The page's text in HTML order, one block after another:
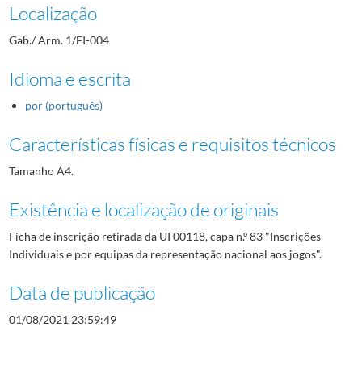
Localização
Gab./ Arm. 1/FI-004
Idioma e escrita
por (português)
Características físicas e requisitos técnicos
Tamanho A4.
Existência e localização de originais
Ficha de inscrição retirada da UI 00118, capa n.º 83 "Inscrições
Individuais e por equipas da representação nacional aos jogos".
Data de publicação
01/08/2021 23:59:49